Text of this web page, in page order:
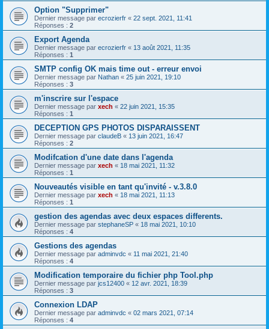
Option "Supprimer"
Dernier message par ecrozierfr « 22 sept. 2021, 11:41
Réponses : 2
Export Agenda
Dernier message par ecrozierfr « 13 août 2021, 11:35
Réponses : 1
SMTP config OK mais time out - erreur envoi
Dernier message par Nathan « 25 juin 2021, 19:10
Réponses : 3
m'inscrire sur l'espace
Dernier message par xech « 22 juin 2021, 15:35
Réponses : 1
DECEPTION GPS PHOTOS DISPARAISSENT
Dernier message par claudeB « 13 juin 2021, 16:47
Réponses : 2
Modifcation d'une date dans l'agenda
Dernier message par xech « 18 mai 2021, 11:32
Réponses : 1
Nouveautés visible en tant qu'invité - v.3.8.0
Dernier message par xech « 18 mai 2021, 11:13
Réponses : 1
gestion des agendas avec deux espaces differents.
Dernier message par stephaneSP « 18 mai 2021, 10:10
Réponses : 4
Gestions des agendas
Dernier message par adminvdc « 11 mai 2021, 21:40
Réponses : 4
Modification temporaire du fichier php Tool.php
Dernier message par jcs12400 « 12 avr. 2021, 18:39
Réponses : 3
Connexion LDAP
Dernier message par adminvdc « 02 mars 2021, 07:14
Réponses : 4